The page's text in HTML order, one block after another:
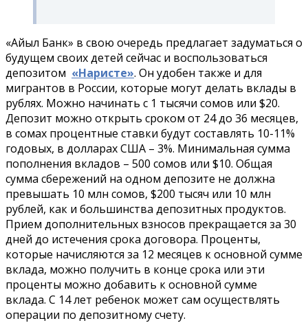
«Айыл Банк» в свою очередь предлагает задуматься о
будущем своих детей сейчас и воспользоваться
депозитом «Наристе». Он удобен также и для
мигрантов в России, которые могут делать вклады в
рублях. Можно начинать с 1 тысячи сомов или $20.
Депозит можно открыть сроком от 24 до 36 месяцев,
в сомах процентные ставки будут составлять 10-11%
годовых, в долларах США – 3%. Минимальная сумма
пополнения вкладов – 500 сомов или $10. Общая
сумма сбережений на одном депозите не должна
превышать 10 млн сомов, $200 тысяч или 10 млн
рублей, как и большинства депозитных продуктов.
Прием дополнительных взносов прекращается за 30
дней до истечения срока договора. Проценты,
которые начисляются за 12 месяцев к основной сумме
вклада, можно получить в конце срока или эти
проценты можно добавить к основной сумме
вклада. С 14 лет ребенок может сам осуществлять
операции по депозитному счету.